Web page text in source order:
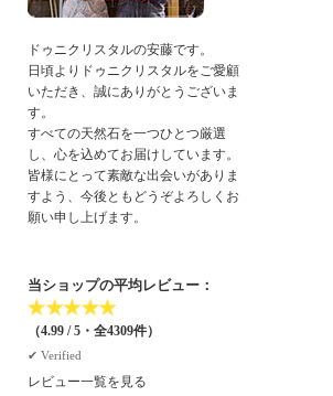
ドゥニクリスタルの安藤です。
日頃よりドゥニクリスタルをご愛顧
いただき、誠にありがとうございま
す。
すべての天然石を一つひとつ厳選
し、心を込めてお届けしています。
皆様にとって素敵な出会いがありま
すよう、今後ともどうぞよろしくお
願い申し上げます。
当ショップの平均レビュー：
★★★★★
（4.99 / 5・全4309件）
✔︎ Verified
レビュー一覧を見る